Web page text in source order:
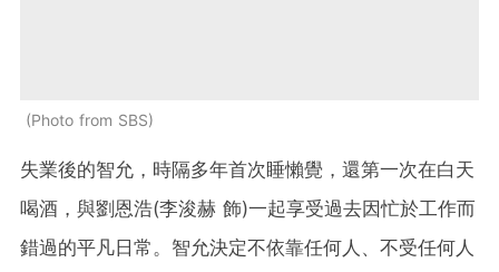
Photo from SBS
失業後的智允，時隔多年首次睡懶覺，還第一次在白天
喝酒，與劉恩浩(李浚赫 飾)一起享受過去因忙於工作而
錯過的平凡日常。智允決定不依靠任何人、不受任何人